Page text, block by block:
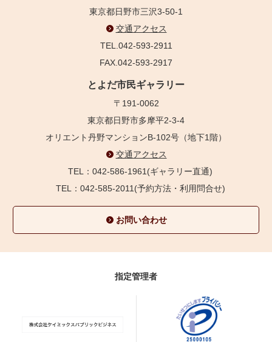
東京都日野市三沢3-50-1
交通アクセス
TEL.042-593-2911
FAX.042-593-2917
とよだ市民ギャラリー
〒191-0062
東京都日野市多摩平2-3-4
オリエント丹野マンションB-102号（地下1階）
交通アクセス
TEL：042-586-1961(ギャラリー直通)
TEL：042-585-2011(予約方法・利用問合せ)
お問い合わせ
指定管理者